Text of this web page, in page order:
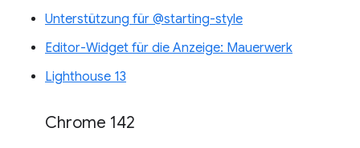
Unterstützung für @starting-style
Editor-Widget für die Anzeige: Mauerwerk
Lighthouse 13
Chrome 142